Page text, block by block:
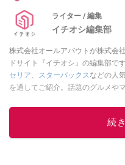
ライター / 編集
イチオシ編集部
株式会社オールアバウトが株式会
ドサイト『イチオシ』の編集部です
セリア、 スターバックスなどの人
を通してご紹介。話題のグルメや
レビューしています。毎日トレン
してください！
続